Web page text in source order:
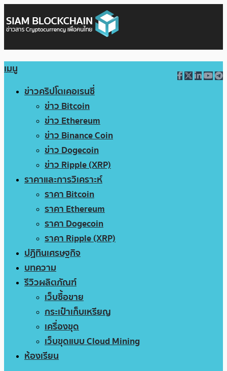
เมนู
ข่าวคริปโตเคอเรนซี่
ข่าว Bitcoin
ข่าว Ethereum
ข่าว Binance Coin
ข่าว Dogecoin
ข่าว Ripple (XRP)
ราคาและการวิเคราะห์
ราคา Bitcoin
ราคา Ethereum
ราคา Dogecoin
ราคา Ripple (XRP)
ปฏิทินเศรษฐกิจ
บทความ
รีวิวผลิตภัณฑ์
เว็บซื้อขาย
กระเป๋าเก็บเหรียญ
เครื่องขุด
เว็บขุดแบบ Cloud Mining
ห้องเรียน